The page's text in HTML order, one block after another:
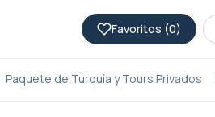
Favoritos (0)
Paquete de Turquía y Tours Privados